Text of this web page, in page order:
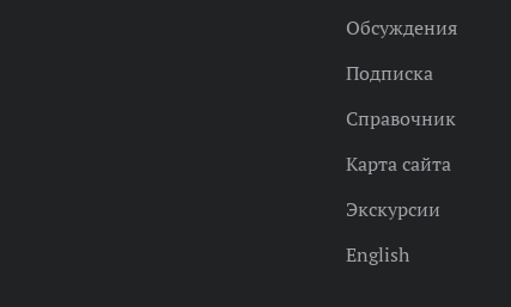
Обсуждения
Подписка
Справочник
Карта сайта
Экскурсии
English